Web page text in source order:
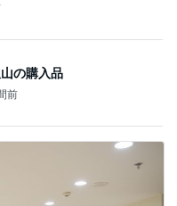
の購入品
前